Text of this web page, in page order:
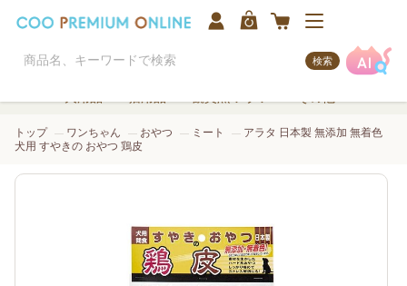
検索
トップ ワンちゃん おやつ ミート
アラタ 日本製 無添加 無着色
犬用 すやきの おやつ 鶏皮